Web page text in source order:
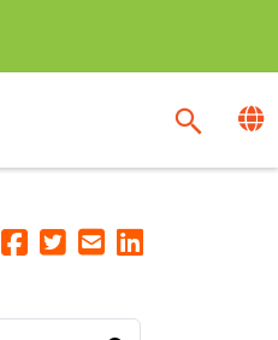
Facebook
TwitterEmailLinkedin